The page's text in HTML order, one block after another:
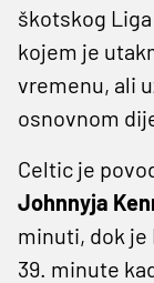
škotskog
kojem je
vremenu, ali
osnovnom
Celtic je
Johnnyja
minuti, dok je
39. minute